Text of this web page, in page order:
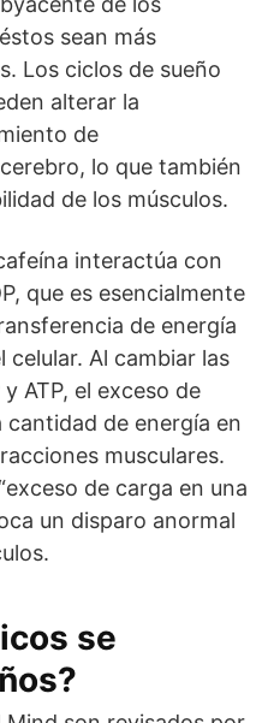
sean más
Los ciclos de sueño
alterar la
de
lo que también
de los músculos.
interactúa con
que es esencialmente
de energía
Al cambiar las
ATP, el exceso de
cantidad de energía en
musculares.
de carga en una
un disparo anormal
se